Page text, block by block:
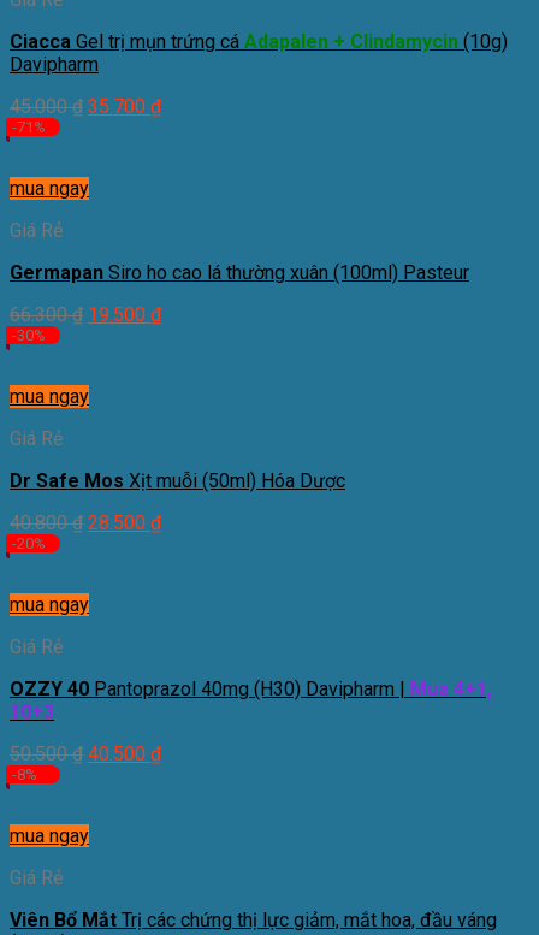
Ciacca Gel trị mụn trứng cá Adapalen + Clindamycin (10g)
Davipharm
45.000₫ 35.700 ₫
-71%
mua ngay
Giá Rẻ
Germapan Siro ho cao lá thường xuân (100ml) Pasteur
66.300₫ 19.500 ₫
-30%
mua ngay
Giá Rẻ
Dr Safe Mos Xịt muỗi (50ml) Hóa Dược
40.800₫ 28.500 ₫
-20%
mua ngay
Giá Rẻ
OZZY 40 Pantoprazol 40mg (H30) Davipharm | Mua 4+1,
10+3
50.500₫ 40.500 ₫
-8%
mua ngay
Giá Rẻ
Viên Bổ Mắt Trị các chứng thị lực giảm, mắt hoa, đầu váng